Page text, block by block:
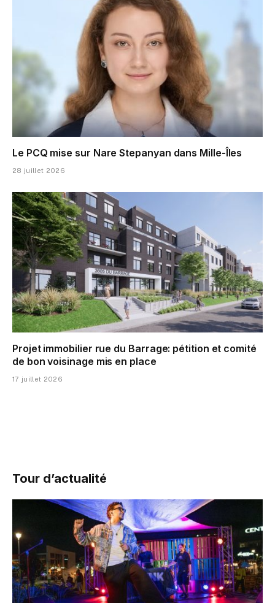
Le PCQ mise sur Nare Stepanyan dans Mille-Îles
28 juillet 2026
Projet immobilier rue du Barrage: pétition et comité
de bon voisinage mis en place
17 juillet 2026
Tour d’actualité